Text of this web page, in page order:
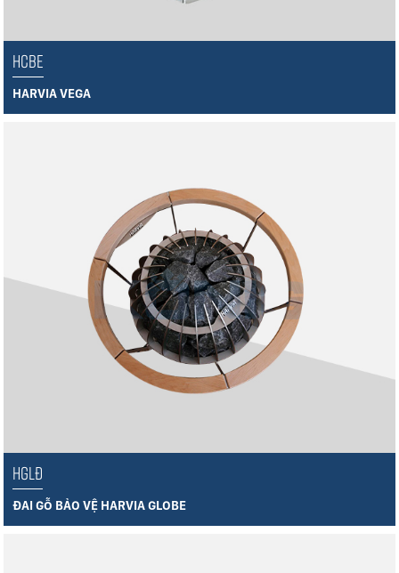
HCBE
HARVIA VEGA
HGLĐ
ĐAI GỖ BẢO VỆ HARVIA GLOBE